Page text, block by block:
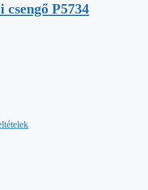
csengő P5734